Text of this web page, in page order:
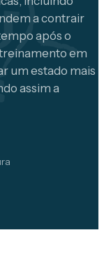
a contrair
após o
em
um estado mais
assim a